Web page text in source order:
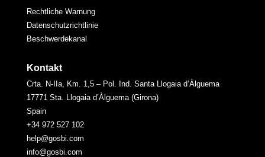
Rechtliche Warnung
Datenschutzrichtlinie
Beschwerdekanal
Kontakt
Crta. N-IIa, Km. 1,5 – Pol. Ind. Santa Llogaia d’Àlguema
17771 Sta. Llogaia d’Àlguema (Girona)
Spain
+34 972 527 102
help@gosbi.com
info@gosbi.com